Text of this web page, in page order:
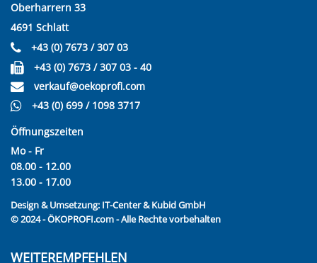
Oberharrern 33
4691 Schlatt
+43 (0) 7673 / 307 03
+43 (0) 7673 / 307 03 - 40
verkauf@oekoprofi.com
+43 (0) 699 / 1098 3717
Öffnungszeiten
Mo - Fr
08.00 - 12.00
13.00 - 17.00
Design & Umsetzung: IT-Center & Kubid GmbH
© 2024 - ÖKOPROFI.com - Alle Rechte vorbehalten
WEITEREMPFEHLEN